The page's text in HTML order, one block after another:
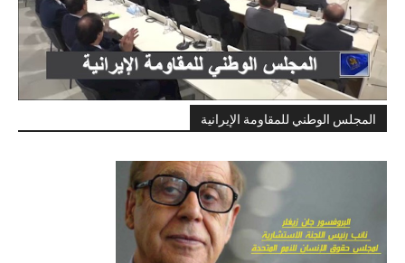
المجلس الوطني للمقاومة الإيرانية